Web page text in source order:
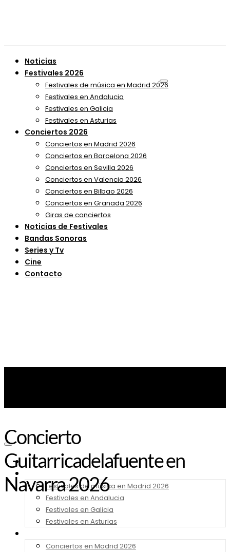
Noticias
Festivales 2026
Festivales de música en Madrid 2026
Festivales en Andalucia
Festivales en Galicia
Festivales en Asturias
Conciertos 2026
Conciertos en Madrid 2026
Conciertos en Barcelona 2026
Conciertos en Sevilla 2026
Conciertos en Valencia 2026
Conciertos en Bilbao 2026
Conciertos en Granada 2026
Giras de conciertos
Noticias de Festivales
Bandas Sonoras
Series y Tv
Cine
Contacto
Noticias
Festivales de música en Madrid 2026
Festivales en Andalucia
Festivales en Galicia
Festivales en Asturias
Conciertos en Madrid 2026
Concierto
Guitarricadelafuente en
Navarra 2026